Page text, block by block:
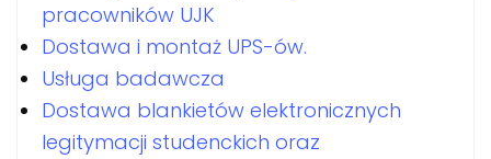
pracowników UJK
Dostawa i montaż UPS-ów.
Usługa badawcza
Dostawa blankietów elektronicznych
legitymacji studenckich oraz